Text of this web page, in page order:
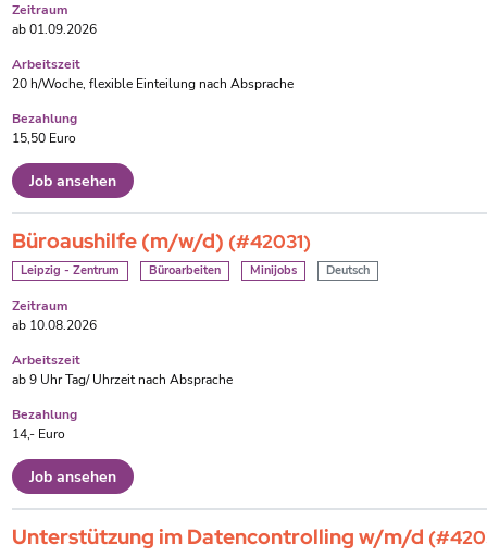
Zeitraum
ab 01.09.2026
Arbeitszeit
20 h/Woche, flexible Einteilung nach Absprache
Bezahlung
15,50 Euro
Job ansehen
Büroaushilfe (m/w/d) (#42031)
Leipzig - Zentrum Büroarbeiten Minijobs Deutsch
Zeitraum
ab 10.08.2026
Arbeitszeit
ab 9 Uhr Tag/ Uhrzeit nach Absprache
Bezahlung
14,- Euro
Job ansehen
Unterstützung im Datencontrolling w/m/d